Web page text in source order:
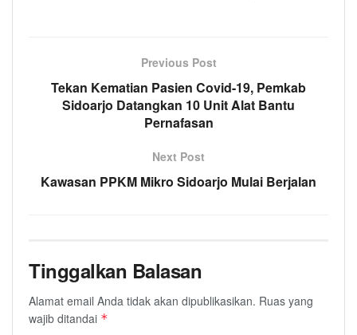
Previous Post
Tekan Kematian Pasien Covid-19, Pemkab
Sidoarjo Datangkan 10 Unit Alat Bantu
Pernafasan
Next Post
Kawasan PPKM Mikro Sidoarjo Mulai Berjalan
Tinggalkan Balasan
Alamat email Anda tidak akan dipublikasikan. Ruas yang
wajib ditandai *